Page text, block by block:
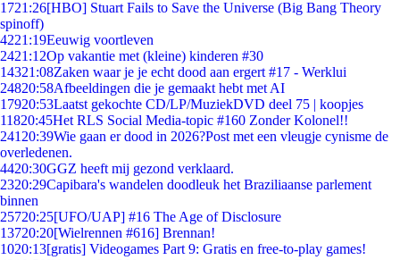
1721:26[HBO] Stuart Fails to Save the Universe (Big Bang Theory
spinoff)
4221:19Eeuwig voortleven
2421:12Op vakantie met (kleine) kinderen #30
14321:08Zaken waar je je echt dood aan ergert #17 - Werklui
24820:58Afbeeldingen die je gemaakt hebt met AI
17920:53Laatst gekochte CD/LP/MuziekDVD deel 75 | koopjes
11820:45Het RLS Social Media-topic #160 Zonder Kolonel!!
241 20:39Wie gaan er dood in 2026?Post met een vleugje cynisme de
overledenen.
4420:30GGZ heeft mij gezond verklaard.
2320:29Capibara's wandelen doodleuk het Braziliaanse parlement
binnen
25720:25[UFO/UAP] #16 The Age of Disclosure
13720:20[Wielrennen #616] Brennan!
1020:13[gratis] Videogames Part 9: Gratis en free-to-play games!